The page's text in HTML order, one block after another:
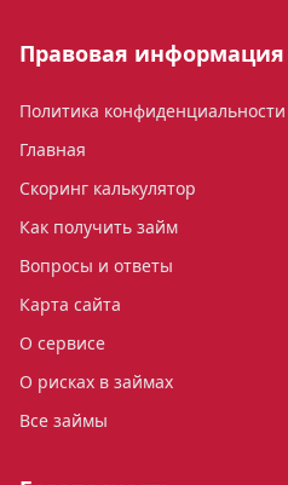
Правовая информация
Политика конфиденциальности
Главная
Скоринг калькулятор
Как получить займ
Вопросы и ответы
Карта сайта
О сервисе
О рисках в займах
Все займы